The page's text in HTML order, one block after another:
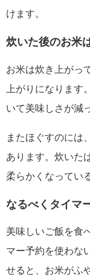
けます。
炊いた後のお米
お米は炊き上がっ
上がりになります
いて美味しさが減
またほぐすのには
あります。炊いた
柔らかくなってい
なるべくタイマ
美味しいご飯を食
マー予約を使わな
せると、お米がふ